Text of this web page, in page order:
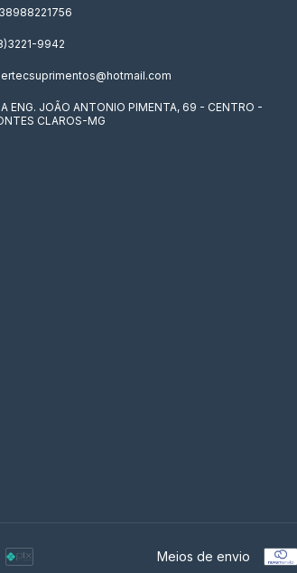
9942
ENG. JOÃO ANTONIO PIMENTA, 69 - CENTRO -
CLAROS-MG
Meios de envio